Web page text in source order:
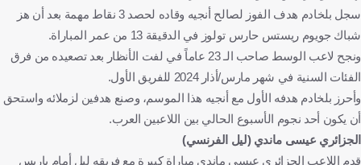
سجل بلخادم هدف الفوز لصالح أنجيه وقاده لحصد 3 نقاط مهمة بعد أن هز
شباك جويوم ريستس حارس تولوز في الدقيقة 13 من عمر المباراة.
ونجح لاعب الوسط صاحب الـ 23 عاماً في لفت الأنظار بعد تصعيده من فرق
الفئات السنية في شهر مارس/أذار 2024 للفريق الأول.
وأحرز بلخادم هدفه الأول مع أنجيه هذا الموسم، وصنع هدفين لزملائه واستحق
أن يكون أحد نجوم الأسبوع الحالي بين اللاعبين العرب.
الجزائري عيسى ماندي (ليل الفرنسي)
قدم اللاعب الجزائري عيسى ماندي مباراة كبيرة مع فريقه ليل أمام باريس